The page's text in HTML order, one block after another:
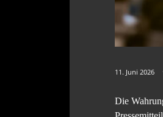
11. Juni 2026
Die